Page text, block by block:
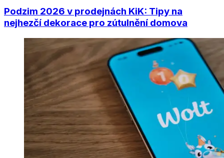
Podzim 2026 v prodejnách KiK: Tipy na
nejhezčí dekorace pro zútulnění domova